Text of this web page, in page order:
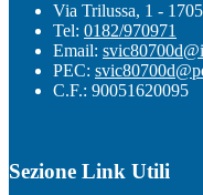
Via Trilussa, 1 -
Tel: 0182/970971
Email:
PEC:
C.F.: 90051620095
Sezione Link Utili